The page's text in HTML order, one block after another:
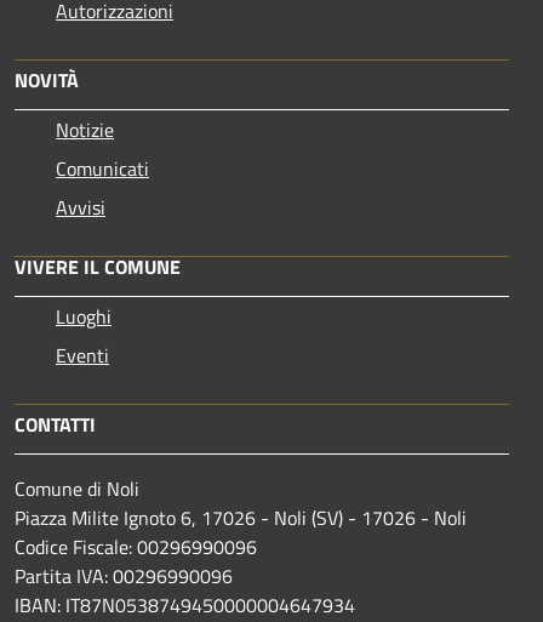
Autorizzazioni
NOVITÀ
Notizie
Comunicati
Avvisi
VIVERE IL COMUNE
Luoghi
Eventi
CONTATTI
Comune di Noli
Piazza Milite Ignoto 6, 17026 - Noli (SV) - 17026 - Noli
Codice Fiscale: 00296990096
Partita IVA: 00296990096
IBAN: IT87N0538749450000004647934